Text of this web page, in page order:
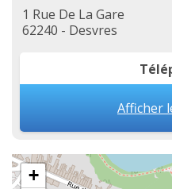
1 Rue De La Gare
62240 - Desvres
Afficher
+